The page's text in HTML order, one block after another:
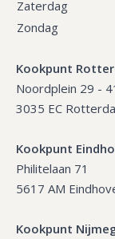
Zaterdag
Zondag
Kookpunt
Noordplein 29 -
3035 EC
Kookpunt
Philitelaan 71
5617 AM
Kookpunt